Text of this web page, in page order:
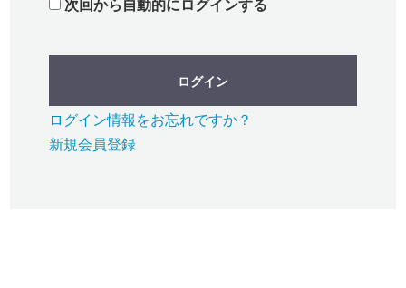
次回から自動的にログインする
ログイン
ログイン情報をお忘れですか？
新規会員登録